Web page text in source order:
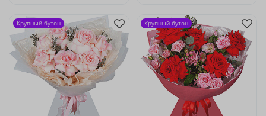
Крупный бутон Крупный бутон